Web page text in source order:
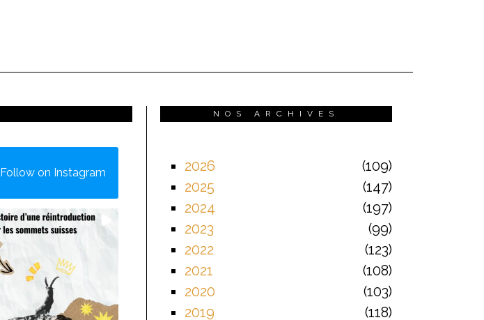
Follow on Instagram
NOS ARCHIVES
2026
109
2025
147
2024
197
2023
99
2022
123
2021
108
2020
103
2019
118